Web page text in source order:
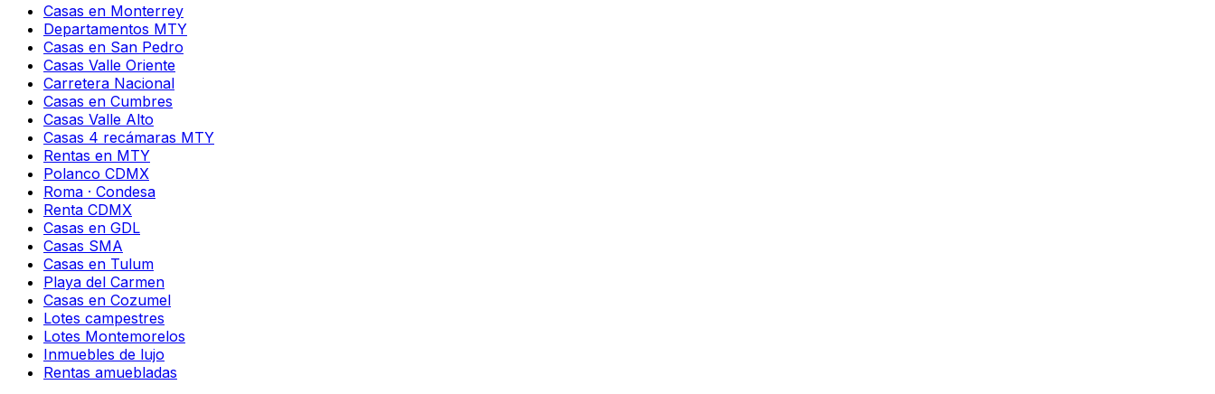
Casas en Monterrey
Departamentos MTY
Casas en San Pedro
Casas Valle Oriente
Carretera Nacional
Casas en Cumbres
Casas Valle Alto
Casas 4 recámaras MTY
Rentas en MTY
Polanco CDMX
Roma · Condesa
Renta CDMX
Casas en GDL
Casas SMA
Casas en Tulum
Playa del Carmen
Casas en Cozumel
Lotes campestres
Lotes Montemorelos
Inmuebles de lujo
Rentas amuebladas